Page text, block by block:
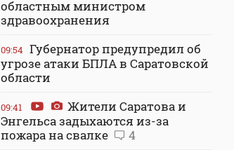
областным министром
здравоохранения
09:54 Губернатор предупредил об
угрозе атаки БПЛА в Саратовской
области
09:41
Жители Саратова и
Энгельса задыхаются из-за
пожара на свалке
4